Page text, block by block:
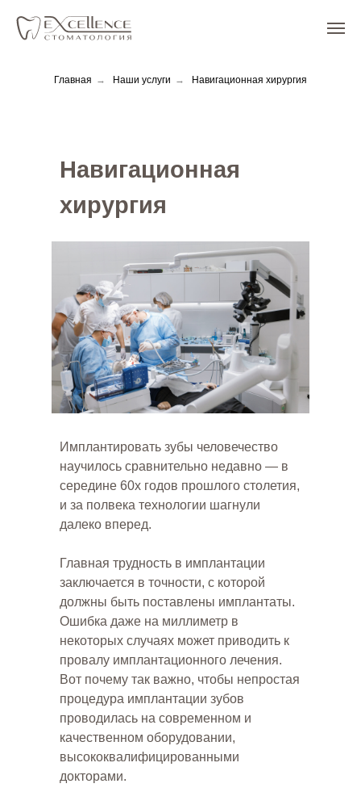
Главная → Наши услуги → Навигационная хирургия
Имплантировать зубы человечество
научилось сравнительно недавно — в
середине 60х годов прошлого столетия,
и за полвека технологии шагнули
далеко вперед.
Главная трудность в имплантации
заключается в точности, с которой
должны быть поставлены имплантаты.
Ошибка даже на миллиметр в
некоторых случаях может приводить к
провалу имплантационного лечения.
Вот почему так важно, чтобы непростая
процедура имплантации зубов
проводилась на современном и
качественном оборудовании,
высококвалифицированными
докторами.
Навигационная
хирургия